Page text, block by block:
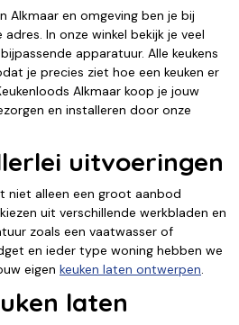
Alkmaar en omgeving ben je bij
In onze winkel bekijk je veel
apparatuur. Alle keukens
je precies ziet hoe een keuken er
Alkmaar koop je jouw
en installeren door onze
uitvoeringen
niet alleen een groot aanbod
uit verschillende werkbladen en
zoals een vaatwasser of
en ieder type woning hebben we
eigen keuken laten ontwerpen.
laten